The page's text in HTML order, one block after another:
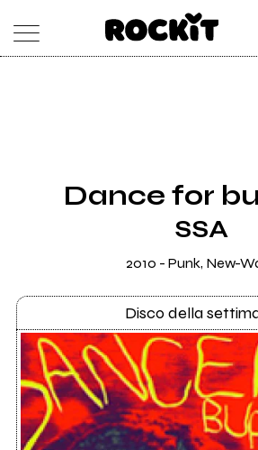
SHOP
Dance for
SSA
2010 - Punk, New-
Disco della